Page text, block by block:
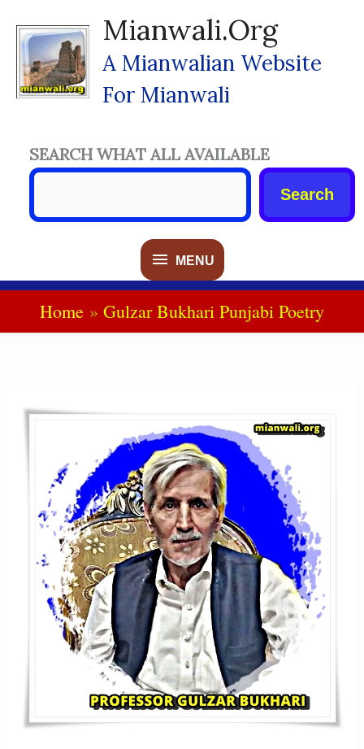
Content
Mianwali.org
A Mianwalian Website
For Mianwali
MENU
MENU
SEARCH WHAT ALL AVAILABLE
Search
Home Gulzar Bukhari Punjabi Poetry